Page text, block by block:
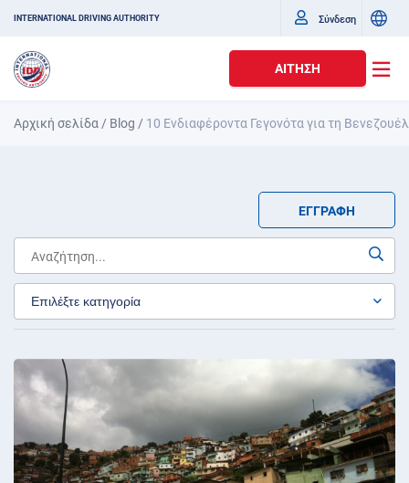
INTERNATIONAL DRIVING AUTHORITY Σύνδεση
ΑΊΤΗΣΗ
Αρχική σελίδα / Blog / 10 Ενδιαφέροντα Γεγονότα για τη
ΕΓΓΡΑΦΉ